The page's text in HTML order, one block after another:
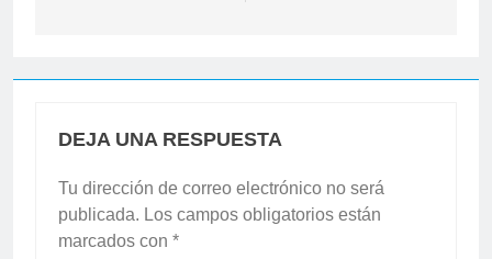
DEJA UNA RESPUESTA
Tu dirección de correo electrónico no será
publicada. Los campos obligatorios están
marcados con *